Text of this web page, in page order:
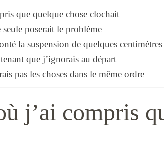
que quelque chose clochait
seule poserait le problème
la suspension de quelques centimètres
que j’ignorais au départ
pas les choses dans le même ordre
j’ai compris